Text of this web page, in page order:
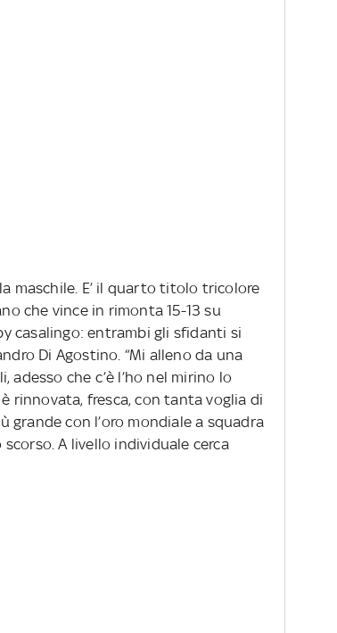
maschile. E’ il quarto titolo tricolore
che vince in rimonta 15-13 su
casalingo: entrambi gli sfidanti si
Di Agostino. “Mi alleno da una
che c’è l’ho nel mirino lo
rinnovata, fresca, con tanta voglia di
grande con l’oro mondiale a squadra
A livello individuale cerca